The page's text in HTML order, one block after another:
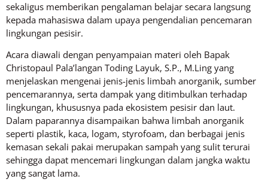
sekaligus memberikan pengalaman belajar secara langsung
kepada mahasiswa dalam upaya pengendalian pencemaran
lingkungan pesisir.
Acara diawali dengan penyampaian materi oleh Bapak
Christopaul Pala’langan Toding Layuk, S.P., M.Ling yang
menjelaskan mengenai jenis-jenis limbah anorganik, sumber
pencemarannya, serta dampak yang ditimbulkan terhadap
lingkungan, khususnya pada ekosistem pesisir dan laut.
Dalam paparannya disampaikan bahwa limbah anorganik
seperti plastik, kaca, logam, styrofoam, dan berbagai jenis
kemasan sekali pakai merupakan sampah yang sulit terurai
sehingga dapat mencemari lingkungan dalam jangka waktu
yang sangat lama.